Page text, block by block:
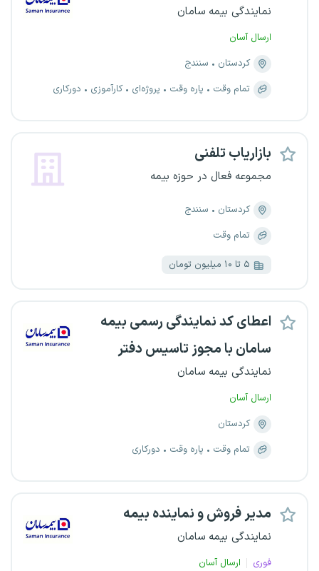
نمایندگی بیمه سامان
ارسال آسان
کردستان
سنندج
تمام وقت
پاره وقت پروژه‌ای کارآموزی دورکاری
بازاریاب تلفنی
مجموعه فعال در حوزه بیمه
کردستان
سنندج
تمام وقت
۵ تا ۱۰ میلیون تومان
اعطای کد نمایندگی رسمی بیمه
سامان با مجوز تاسیس دفتر
نمایندگی بیمه سامان
ارسال آسان
کردستان
تمام وقت
پاره وقت دورکاری
مدیر فروش و نماینده بیمه
نمایندگی بیمه سامان
فوری
ارسال آسان